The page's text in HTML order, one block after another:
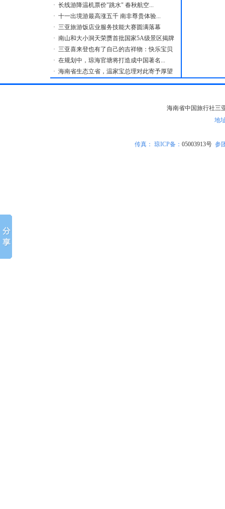
· 长线游降温机票价"跳水" 春秋航空...
· 十一出境游最高涨五千 南非尊贵体验...
· 三亚旅游饭店业服务技能大赛圆满落幕
· 南山和大小洞天荣赝首批国家5A级景区揭牌
· 三亚喜来登也有了自己的吉祥物：快乐宝贝
· 在规划中，琼海官塘将打造成中国著名...
· 海南省生态立省，温家宝总理对此寄予厚望
海南省中国旅行社三
地
传真： 琼ICP备： 05003913号参